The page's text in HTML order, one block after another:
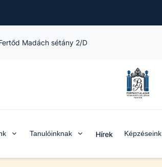
Madách sétány 2/D
Tanulóinknak Hírek Képzéseink